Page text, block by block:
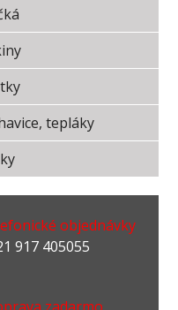
tepláky
objednávky
917 405055